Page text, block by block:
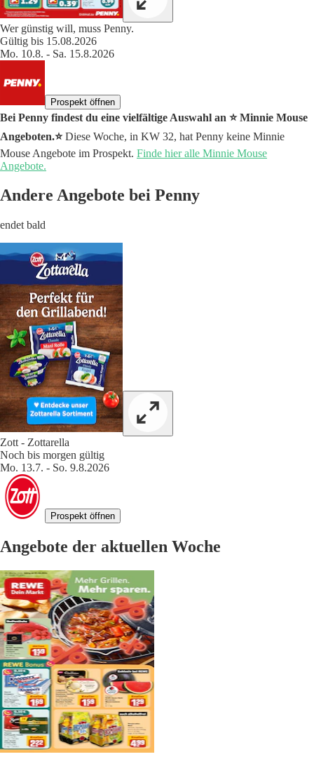
Wer günstig will, muss Penny.
Gültig bis 15.08.2026
Mo. 10.8. - Sa. 15.8.2026
Prospekt öffnen
Bei Penny findest du eine vielfältige Auswahl an ⭐️ Minnie Mouse
Angeboten.⭐️Diese Woche, in KW 32, hat Penny keine Minnie
Mouse Angebote im Prospekt. Finde hier alle Minnie Mouse
Angebote.
Andere Angebote bei Penny
endet bald
Zott - Zottarella
Noch bis morgen gültig
Mo. 13.7. - So. 9.8.2026
Prospekt öffnen
Angebote der aktuellen Woche